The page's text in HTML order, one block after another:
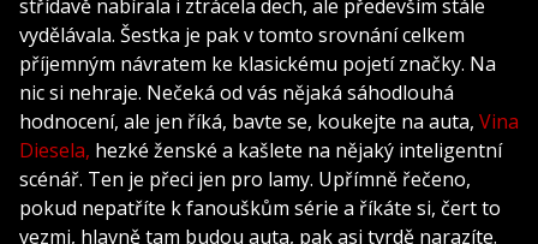
střídavě nabírala i ztrácela dech, ale především stále
vydělávala. Šestka je pak v tomto srovnání celkem
příjemným návratem ke klasickému pojetí značky. Na
nic si nehraje. Nečeká od vás nějaká sáhodlouhá
hodnocení, ale jen říká, bavte se, koukejte na auta, Vina
Diesela, hezké ženské a kašlete na nějaký inteligentní
scénář. Ten je přeci jen pro lamy. Upřímně řečeno,
pokud nepatříte k fanouškům série a říkáte si, čert to
vezmi, hlavně tam budou auta, pak asi tvrdě narazíte.